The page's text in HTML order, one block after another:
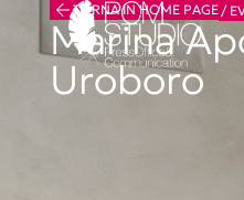
TORNA IN HOME PAGE/
Marina
Uroboro